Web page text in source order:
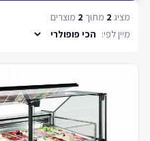
מציג 2 מתוך 2 מוצרים
מיין לפי: